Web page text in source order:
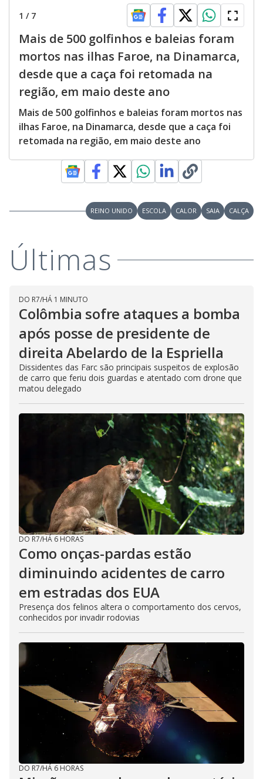
1 / 7
Mais de 500 golfinhos e baleias foram
mortos nas ilhas Faroe, na Dinamarca,
desde que a caça foi retomada na
região, em maio deste ano
Mais de 500 golfinhos e baleias foram mortos nas
ilhas Faroe, na Dinamarca, desde que a caça foi
retomada na região, em maio deste ano
REINO UNIDO ESCOLA CALOR SAIA CALÇA
Últimas
DO R7/HÁ 1 MINUTO
Colômbia sofre ataques a bomba
após posse de presidente de
direita Abelardo de la Espriella
Dissidentes das Farc são principais suspeitos de explosão
de carro que feriu dois guardas e atentado com drone que
matou delegado
DO R7/HÁ 6 HORAS
Como onças-pardas estão
diminuindo acidentes de carro
em estradas dos EUA
Presença dos felinos altera o comportamento dos cervos,
conhecidos por invadir rodovias
DO R7/HÁ 6 HORAS